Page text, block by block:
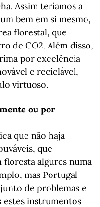
Assim teríamos a
bem em si mesmo,
florestal, que
de CO2. Além disso,
por excelência
e reciclável,
virtuoso.
ou por
que não haja
que
floresta algures numa
mas Portugal
de problemas e
estes instrumentos